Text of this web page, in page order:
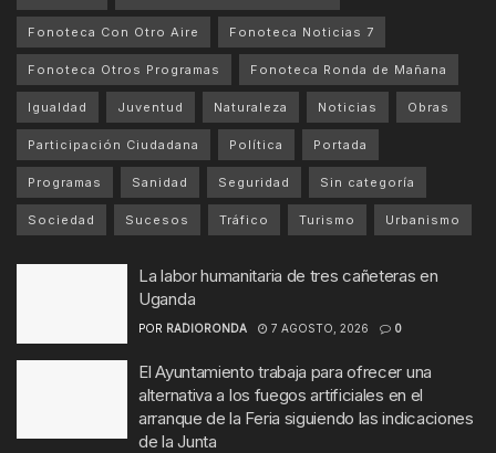
Fonoteca Con Otro Aire Fonoteca Noticias 7
Fonoteca Otros Programas Fonoteca Ronda de Mañana
Igualdad Juventud Naturaleza Noticias Obras
Participación Ciudadana Política Portada
Programas Sanidad Seguridad Sin categoría
Sociedad Sucesos Tráfico Turismo Urbanismo
La labor humanitaria de tres cañeteras en
Uganda
POR RADIORONDA 7 AGOSTO, 2026 0
El Ayuntamiento trabaja para ofrecer una
alternativa a los fuegos artificiales en el
arranque de la Feria siguiendo las indicaciones
de la Junta